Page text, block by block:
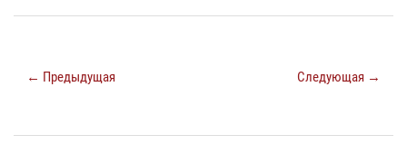
← Предыдущая Следующая →